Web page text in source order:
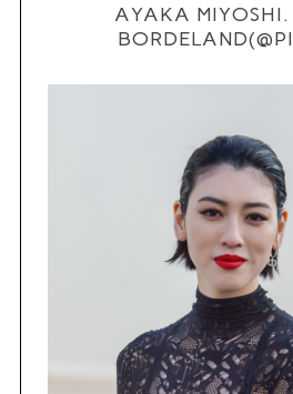
AYAKA